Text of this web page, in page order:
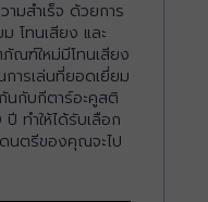
ามสำเร็จ ด้วยการ
โทนเสียง และ
ณฑ์ใหม่มีโทนเสียง
ารเล่นที่ยอดเยี่ยม
นกับกีตาร์อะคูสติ
ทำให้ได้รับเลือก
นตรีของคุณจะไป